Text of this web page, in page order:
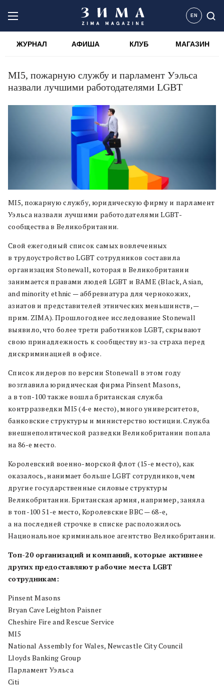
EN
ЖУРНАЛ АФИША КЛУБ МАГАЗИН
MI5, пожарную службу и парламент Уэльса
назвали лучшими работодателями LGBT
MI5, пожарную службу, юридическую фирму и парламент
Уэльса назвали лучшими работодателями LGBT-
сообщества в Великобритании.
Свой ежегодный список самых вовлеченных
в трудоустройство LGBT сотрудников составила
организация Stonewall, которая в Великобритании
занимается правами людей LGBT и BAME (Black, Asian,
and minority ethnic — аббревиатура для чернокожих,
азиатов и представителей этнических меньшинств, —
прим. ZIMA). Прошлогоднее исследование Stonewall
выявило, что более трети работников LGBT, скрывают
свою принадлежность к сообществу из-за страха перед
дискриминацией в офисе.
Список лидеров по версии Stonewall в этом году
возглавила юридическая фирма Pinsent Masons,
а в топ-100 также вошла британская служба
контрразведки MI5 (4-е место), много университетов,
банковские структуры и министерство юстиции. Служба
внешнеполитической разведки Великобритании попала
на 86-е место.
Королевский военно-морской флот (15-е место), как
оказалось, нанимает больше LGBT сотрудников, чем
другие государственные силовые структуры
Великобритании. Британская армия, например, заняла
в топ-100 51-е место, Королевские ВВС — 68-е,
а на последней строчке в списке расположилось
Национальное криминальное агентство Великобритании.
Топ-20 организаций и компаний, которые активнее
других предоставляют рабочие места LGBT
сотрудникам:
Pinsent Masons
Bryan Cave Leighton Paisner
Cheshire Fire and Rescue Service
MI5
National Assembly for Wales, Newcastle City Council
Lloyds Banking Group
Парламент Уэльса
Citi